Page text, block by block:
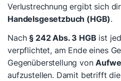
Verlustrechnung ergibt sich
Handelsgesetzbuch (HGB).
Nach § 242 Abs. 3 HGB ist
verpflichtet, am Ende eines
Gegenüberstellung von
aufzustellen. Damit betrifft